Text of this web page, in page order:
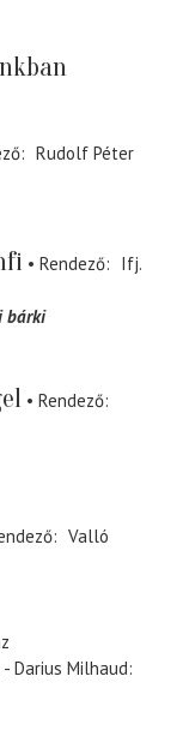
Rudolf Péter
Rendező
Ifj.
bárki
Rendező
Valló
Darius Milhaud